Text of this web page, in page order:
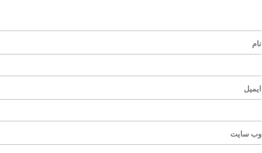
نام
ایمیل
وب‌ سایت